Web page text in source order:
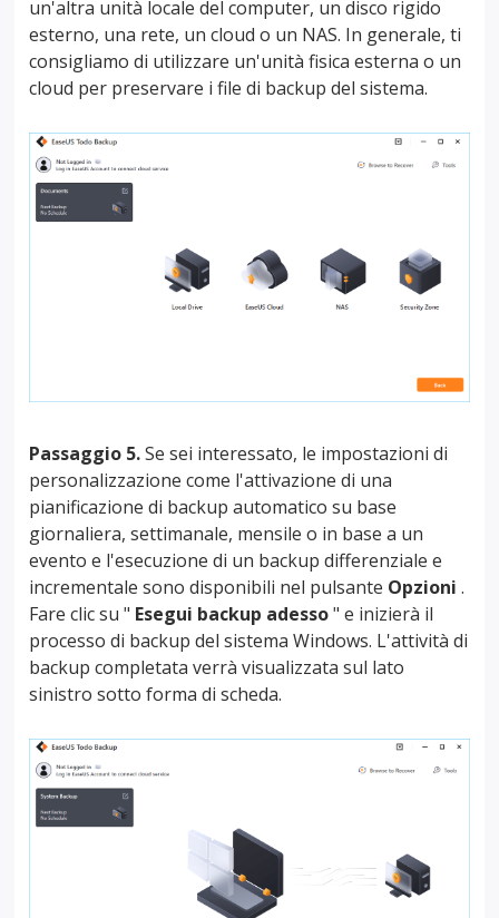
un'altra unità locale del computer, un disco rigido
esterno, una rete, un cloud o un NAS. In generale, ti
consigliamo di utilizzare un'unità fisica esterna o un
cloud per preservare i file di backup del sistema.
Passaggio 5.Se sei interessato, le impostazioni di
personalizzazione come l'attivazione di una
pianificazione di backup automatico su base
giornaliera, settimanale, mensile o in base a un
evento e l'esecuzione di un backup differenziale e
incrementale sono disponibili nel pulsante Opzioni .
Fare clic su " Esegui backup adesso" e inizierà il
processo di backup del sistema Windows. L'attività di
backup completata verrà visualizzata sul lato
sinistro sotto forma di scheda.